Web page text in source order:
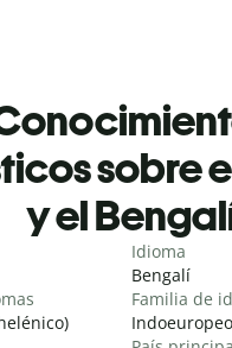
sobre
y el
Idioma
Bengalí
Familia de